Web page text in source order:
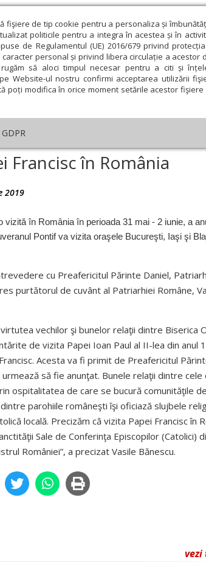
fişiere de tip cookie pentru a personaliza și
politicile pentru a integra în acestea și în
de Regulamentul (UE) 2016/679 privind
personal și privind libera circulație a acestor
să aloci timpul necesar pentru a citi și
Website-ul nostru confirmi acceptarea utilizării
poți modifica în orice moment setările acestor
GDPR
și spiritualitate Educaţie și Cultură
Analiză Reportaj Psihologie
Vizită de trei zile a Papei Francisc în România
Francisc în România
2019
în România în perioada 31 mai - 2 iunie, a
Pontif va vizita oraşele Bucureşti, Iaşi şi
cu Preafericitul Părinte Daniel,
purtătorul de cuvânt al Patriarhiei Române,
vechilor şi bunelor relaţii dintre Biserica
de vizita Papei Ioan Paul al II-lea din anul
Acesta va fi primit de Preafericitul
să fie anunţat. Bunele relaţii dintre cele
ospitalitatea de care se bucură comunităţile
parohiile româneşti îşi oficiază slujbele
locală. Precizăm că vizita Papei Francisc în
Sale de Conferinţa Episcopilor (Catolici)
României”, a precizat Vasile Bănescu.
vezi
Februarie